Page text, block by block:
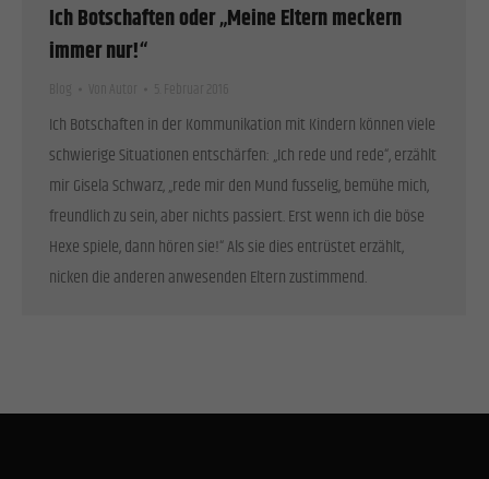
Ich Botschaften oder „Meine Eltern meckern
immer nur!“
Ich Botschaften in der Kommunikation mit Kindern können viele
schwierige Situationen entschärfen: „Ich rede und rede“, erzählt
mir Gisela Schwarz, „rede mir den Mund fusselig, bemühe mich,
freundlich zu sein, aber nichts passiert. Erst wenn ich die böse
Hexe spiele, dann hören sie!“ Als sie dies entrüstet erzählt,
nicken die anderen anwesenden Eltern zustimmend.